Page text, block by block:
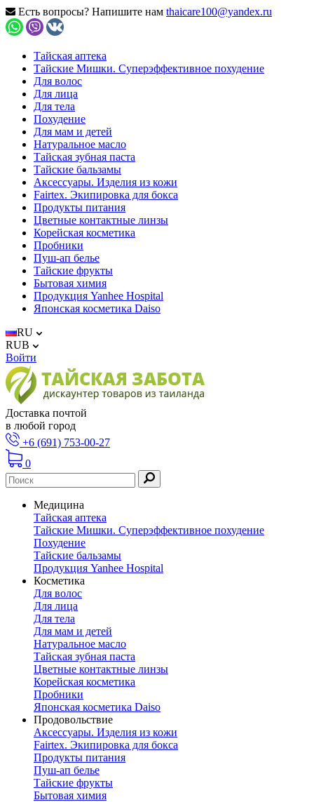
Есть вопросы? Напишите нам thaicare100@yandex.ru
Тайская аптека
Тайские Мишки. Суперэффективное похудение
Для волос
Для лица
Для тела
Похудение
Для мам и детей
Натуральное масло
Тайская зубная паста
Тайские бальзамы
Аксессуары. Изделия из кожи
Fairtex. Экипировка для бокса
Продукты питания
Цветные контактные линзы
Корейская косметика
Пробники
Пуш-ап белье
Тайские фрукты
Бытовая химия
Продукция Yanhee Hospital
Японская косметика Daiso
RU
RUB
Войти
Доставка почтой
в любой город
+6 (691) 753-00-27
0
Медицина
Тайская аптека
Тайские Мишки. Суперэффективное похудение
Похудение
Тайские бальзамы
Продукция Yanhee Hospital
Косметика
Для волос
Для лица
Для тела
Для мам и детей
Натуральное масло
Тайская зубная паста
Цветные контактные линзы
Корейская косметика
Пробники
Японская косметика Daiso
Продовольствие
Аксессуары. Изделия из кожи
Fairtex. Экипировка для бокса
Продукты питания
Пуш-ап белье
Тайские фрукты
Бытовая химия